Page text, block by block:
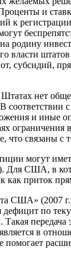
и
к
родину
власти
субсидий,
нет
соответствии
и иные
что связаны с
могут
Для США, в
как приток
США» (2007
дефицит по
в
помогает